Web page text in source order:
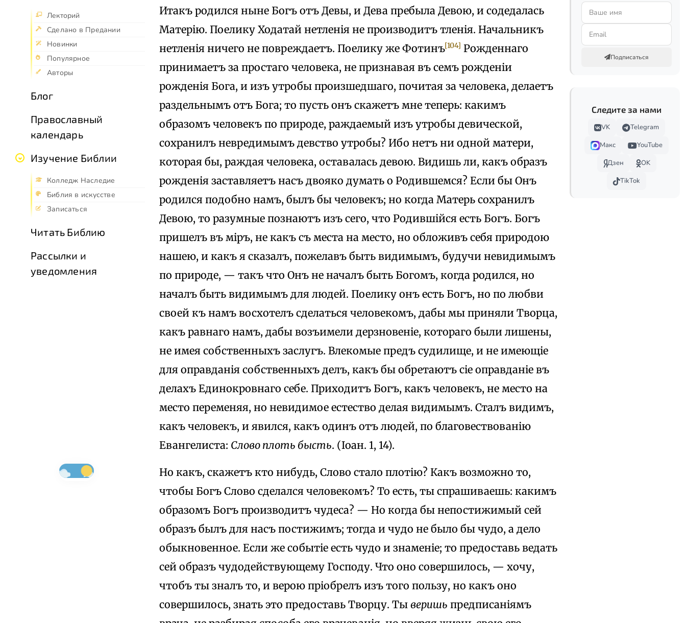
Лекторий
Сделано в Предании
Новинки
Популярное
Авторы
Блог
Православный
календарь
Изучение Библии
Колледж Наследие
Библия в искусстве
Записаться
Читать Библию
Рассылки и
уведомления
Итакъ родился ныне Богъ отъ Девы, и Дева пребыла Девою, и содедалась
Матерію. Поелику Ходатай нетленія не производитъ тленія. Начальникъ
нетленія ничего не повреждаетъ. Поелику же Фотинъ[104] Рожденнаго
принимаетъ за простаго человека, не признавая въ семъ рожденіи
рожденія Бога, и изъ утробы произшедшаго, почитая за человека, делаетъ
раздельнымъ отъ Бога; то пусть онъ скажетъ мне теперь: какимъ
образомъ человекъ по природе, раждаемый изъ утробы девической,
сохранилъ невредимымъ девство утробы? Ибо нетъ ни одной матери,
которая бы, раждая человека, оставалась девою. Видишь ли, какъ образъ
рожденія заставляетъ насъ двояко думать о Родившемся? Если бы Онъ
родился подобно намъ, былъ бы человекъ; но когда Матерь сохранилъ
Девою, то разумные познаютъ изъ сего, что Родившійся есть Богъ. Богъ
пришелъ въ міръ, не какъ съ места на место, но обложивъ себя природою
нашею, и какъ я сказалъ, пожелавъ быть видимымъ, будучи невидимымъ
по природе, — такъ что Онъ не началъ быть Богомъ, когда родился, но
началъ быть видимымъ для людей. Поелику онъ есть Богъ, но по любви
своей къ намъ восхотелъ сделаться человекомъ, дабы мы приняли Творца,
какъ равнаго намъ, дабы возъимели дерзновеніе, котораго были лишены,
не имея собственныхъ заслугъ. Влекомые предъ судилище, и не имеющіе
для оправданія собственныхъ делъ, какъ бы обретаютъ сіе оправданіе въ
делахъ Единокровнаго себе. Приходитъ Богъ, какъ человекъ, не место на
место переменяя, но невидимое естество делая видимымъ. Сталъ видимъ,
какъ человекъ, и явился, какъ одинъ отъ людей, по благовествованію
Евангелиста: Слово плоть бысть. (Іоан. 1, 14).
Но какъ, скажетъ кто нибудь, Слово стало плотію? Какъ возможно то,
чтобы Богъ Слово сделался человекомъ? To есть, ты спрашиваешь: какимъ
образомъ Богъ производитъ чудеса? — Но когда бы непостижимый сей
образъ былъ для насъ постижимъ; тогда и чудо не было бы чудо, а дело
обыкновенное. Если же событіе есть чудо и знаменіе; то предоставь ведать
сей образъ чудодействующему Господу. Что оно совершилось, — хочу,
чтобъ ты зналъ то, и верою пріобрелъ изъ того пользу, но какъ оно
совершилось, знать это предоставь Творцу. Ты веришь предписаніямъ
Подписаться
Следите за нами
VK
Telegram
Макс
YouTube
Дзен
OK
TikTok